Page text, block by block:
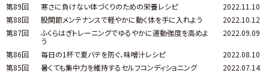
第89回 寒さに負けない体づくりのための栄養レシピ
2022.11.10
第88回
股関節メンテナンスで軽やかに動く体を手に入れよう
2022.10.12
第87回
ふくらはぎトレーニングでゆるやかに運動強度を高めよ
う
2022.09.09
第86回 毎日の1杯で夏バテを防ぐ、味噌汁レシピ
2022.08.10
第85回
暑くても集中力を維持するセルフコンディショニング
2022.07.14